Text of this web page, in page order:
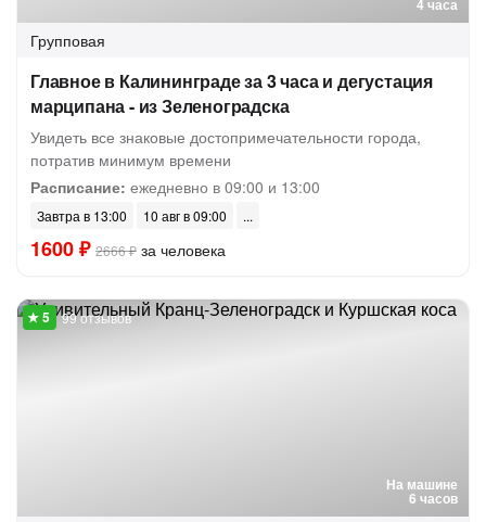
4 часа
Групповая
Главное в Калининграде за 3 часа и дегустация
марципана - из Зеленоградска
Увидеть все знаковые достопримечательности города,
потратив минимум времени
Расписание: ежедневно в 09:00 и 13:00
Завтра в 13:00 10 авг в 09:00
1600 ₽ 2666 ₽ за человека
На машине
6 часов
99 отзывов